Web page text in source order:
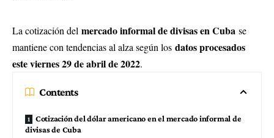
La cotización del mercado informal de divisas en Cuba se
mantiene con tendencias al alza según los datos procesados
este viernes 29 de abril de 2022.
Contents
Cotización del dólar americano en el mercado informal de
divisas de Cuba